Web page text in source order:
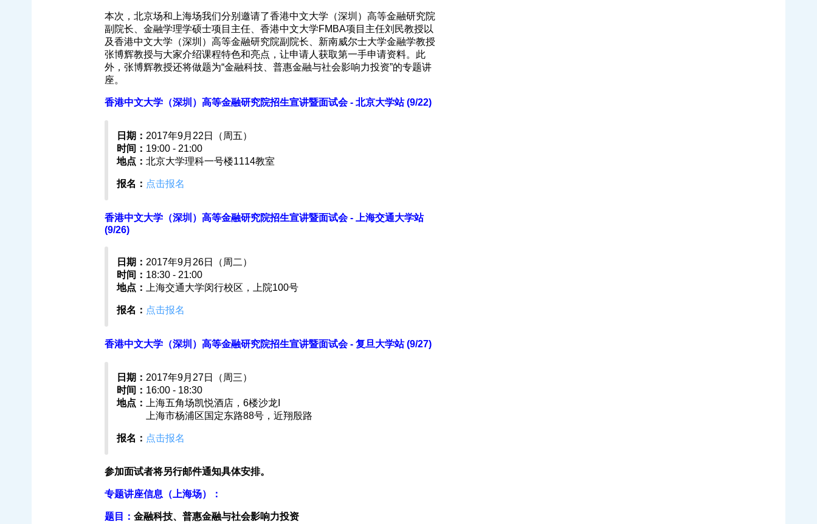
本次，北京场和上海场我们分别邀请了香港中文大学（深圳）高等金融研究院
副院长、金融学理学硕士项目主任、香港中文大学FMBA项目主任刘民教授以
及香港中文大学（深圳）高等金融研究院副院长、新南威尔士大学金融学教授
张博辉教授与大家介绍课程特色和亮点，让申请人获取第一手申请资料。此
外，张博辉教授还将做题为“金融科技、普惠金融与社会影响力投资”的专题讲
座。
香港中文大学（深圳）高等金融研究院招生宣讲暨面试会 - 北京大学站 (9/22)
日期： 2017年9月22日（周五）
时间： 19:00 - 21:00
地点： 北京大学理科一号楼1114教室
报名： 点击报名
香港中文大学（深圳）高等金融研究院招生宣讲暨面试会 - 上海交通大学站
(9/26)
日期： 2017年9月26日（周二）
时间： 18:30 - 21:00
地点：
上海交通大学闵行校区，上院100号
报名： 点击报名
香港中文大学（深圳）高等金融研究院招生宣讲暨面试会 - 复旦大学站 (9/27)
日期： 2017年9月27日（周三）
时间： 16:00 - 18:30
地点：
上海五角场凯悦酒店，6楼沙龙I
上海市杨浦区国定东路88号，近翔殷路
报名： 点击报名
参加面试者将另行邮件通知具体安排。
专题讲座信息（上海场）：
题目： 金融科技、普惠金融与社会影响力投资